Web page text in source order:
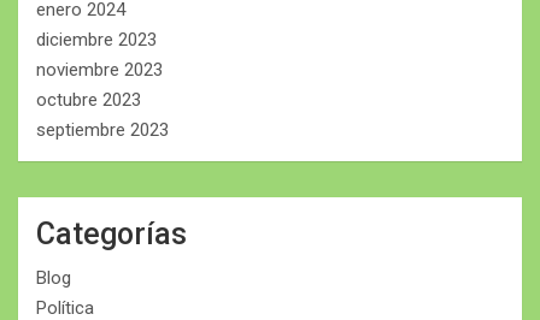
enero 2024
diciembre 2023
noviembre 2023
octubre 2023
septiembre 2023
Categorías
Blog
Política